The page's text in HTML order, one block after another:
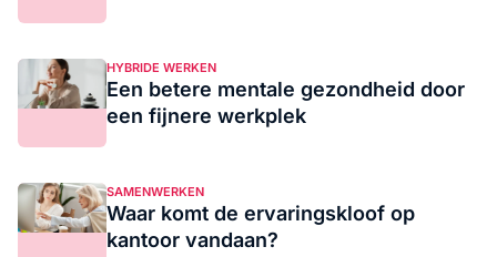
HYBRIDE WERKEN
Een betere mentale gezondheid door
een fijnere werkplek
SAMENWERKEN
Waar komt de ervaringskloof op
kantoor vandaan?